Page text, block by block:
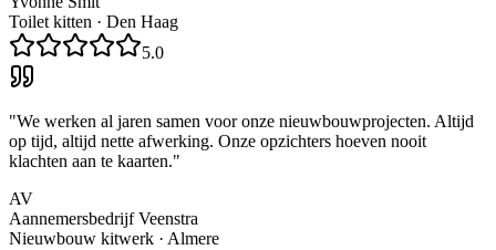
Toilet kitten · Den Haag
5.0
"We werken al jaren samen voor onze nieuwbouwprojecten. Altijd
op tijd, altijd nette afwerking. Onze opzichters hoeven nooit
klachten aan te kaarten."
AV
Aannemersbedrijf Veenstra
Nieuwbouw kitwerk · Almere